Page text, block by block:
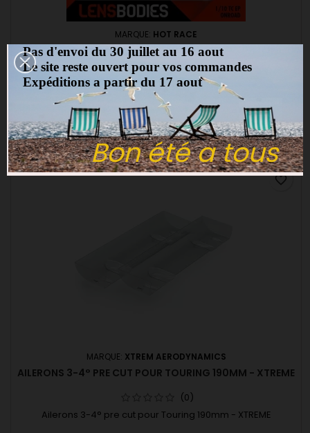
MARQUE: HOT RACE
CARROSSERIE LENS 1/10 TOURING GHIBLI 3.0 - HOT RACE
(0)
Carrosserie Lens 1/10 Touring Ghibli 3.0 standard HOT RACE
28,00 €
 Ajouter au panier
MARQUE: XTREM AERODYNAMICS
AILERONS 3-4° PRE CUT POUR TOURING 190MM - XTREME
(0)
Ailerons 3-4° pre cut pour Touring 190mm - XTREME
favorite_border
Bon été a tous
Pas d'envoi du 30 juillet au 16 aout
Le site reste ouvert pour vos commandes
Expéditions a partir du 17 aout